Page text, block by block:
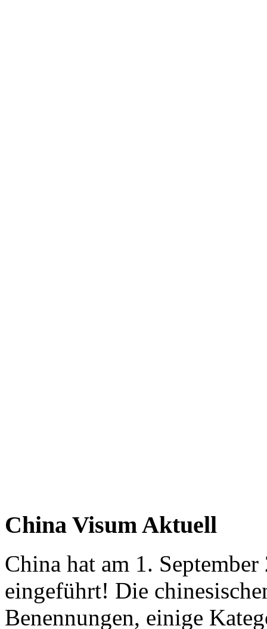
China Visum Aktuell
China hat am 1.
eingeführt! Die
Benennungen, einige